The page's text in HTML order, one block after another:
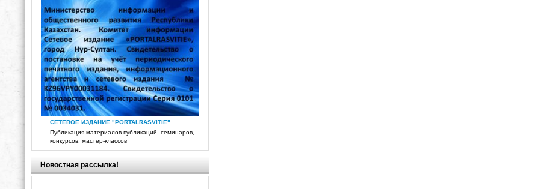
СЕТЕВОЕ ИЗДАНИЕ "PORTALRASVITIE"
Публикация материалов публикаций, семинаров,
конкурсов, мастер-классов
Новостная рассылка!